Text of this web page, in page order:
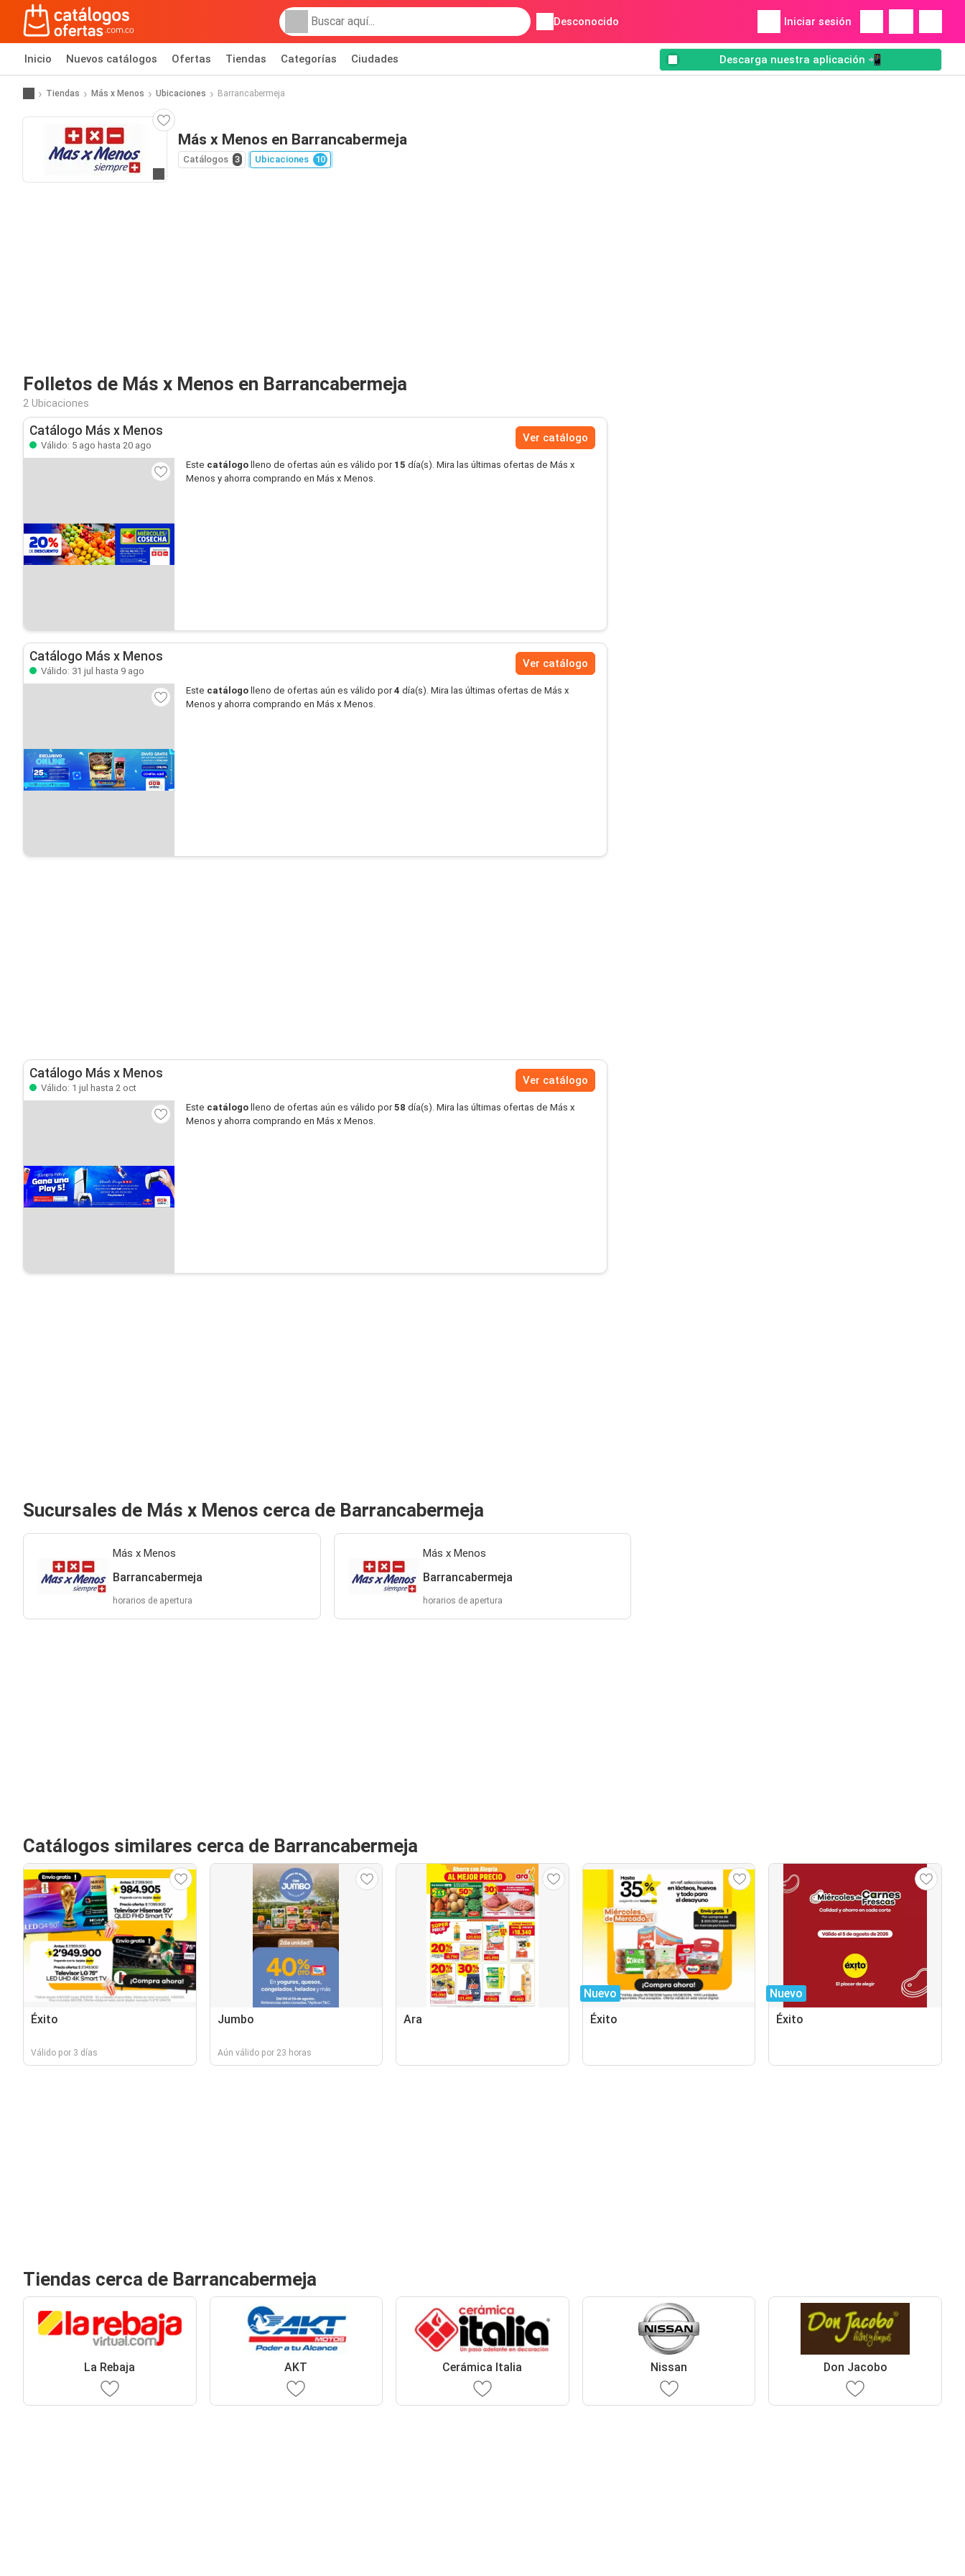
Desconocido Iniciar sesión
Inicio Nuevos catálogos Ofertas Tiendas Categorías Ciudades Descarga nuestra aplicación 📲
Tiendas Más x Menos Ubicaciones Barrancabermeja
Más x Menos en Barrancabermeja
Catálogos 3 Ubicaciones 10
Folletos de Más x Menos en Barrancabermeja
2 Ubicaciones
Catálogo Más x Menos
Válido: 5 ago hasta 20 ago
Ver catálogo
Este catálogo lleno de ofertas aún es válido por 15 día(s). Mira las últimas ofertas de Más x
Menos y ahorra comprando en Más x Menos.
Catálogo Más x Menos
Válido: 31 jul hasta 9 ago
Ver catálogo
Este catálogo lleno de ofertas aún es válido por4 día(s). Mira las últimas ofertas de Más x
Menos y ahorra comprando en Más x Menos.
Catálogo Más x Menos
Válido: 1 jul hasta 2 oct
Ver catálogo
Este catálogo lleno de ofertas aún es válido por58 día(s). Mira las últimas ofertas de Más x
Menos y ahorra comprando en Más x Menos.
Sucursales de Más x Menos cerca de Barrancabermeja
Más x Menos
Barrancabermeja
horarios de apertura
Más x Menos
Barrancabermeja
horarios de apertura
Catálogos similares cerca de Barrancabermeja
Éxito
Válido por 3 días
Jumbo
Aún válido por 23 horas
Ara
Nuevo
Éxito
Nuevo
Éxito
Tiendas cerca de Barrancabermeja
La Rebaja AKT Cerámica Italia Nissan Don Jacobo